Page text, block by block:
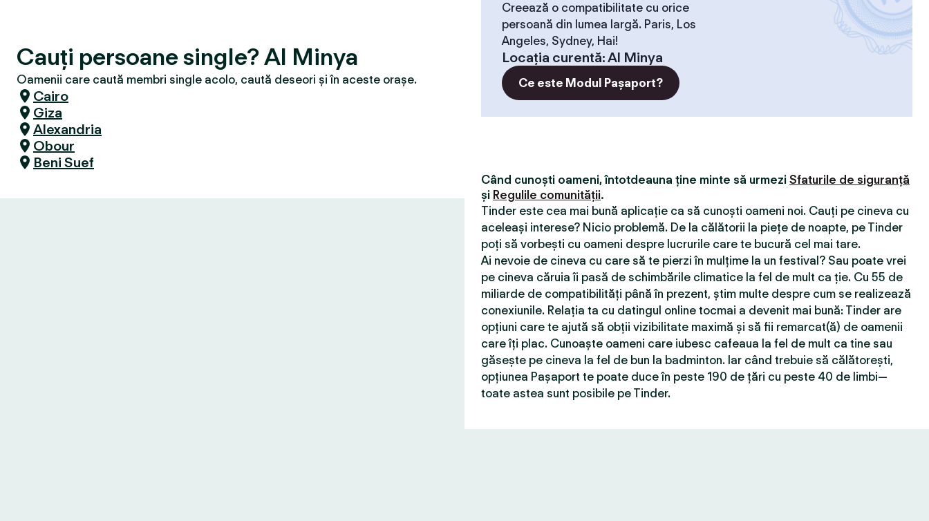
Cauți persoane single? Al Minya
Oamenii care caută membri single acolo, caută deseori și în aceste orașe.
Cairo
Giza
Alexandria
Obour
Beni Suef
Creează o compatibilitate cu orice
persoană din lumea largă. Paris, Los
Angeles, Sydney, Hai!
Locaţia curentă:Al Minya
Ce este Modul Pașaport?
Când cunoști oameni, întotdeauna ține minte să urmezi Sfaturile de siguranță
și Regulile comunității.
Tinder este cea mai bună aplicație ca să cunoști oameni noi. Cauți pe cineva cu
aceleași interese? Nicio problemă. De la călătorii la piețe de noapte, pe Tinder
poți să vorbești cu oameni despre lucrurile care te bucură cel mai tare.
Ai nevoie de cineva cu care să te pierzi în mulțime la un festival? Sau poate vrei
pe cineva căruia îi pasă de schimbările climatice la fel de mult ca ție. Cu 55 de
miliarde de compatibilităţi până în prezent, știm multe despre cum se realizează
conexiunile. Relația ta cu datingul online tocmai a devenit mai bună: Tinder are
opțiuni care te ajută să obții vizibilitate maximă și să fii remarcat(ă) de oamenii
care îți plac. Cunoaște oameni care iubesc cafeaua la fel de mult ca tine sau
găsește pe cineva la fel de bun la badminton. Iar când trebuie să călătorești,
opțiunea Pașaport te poate duce în peste 190 de țări cu peste 40 de limbi—
toate astea sunt posibile pe Tinder.